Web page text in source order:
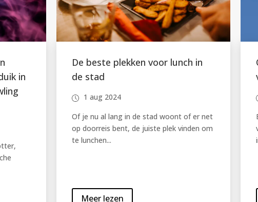
in
om
Ontdek de verborgen pareltjes
van Brussel
1 aug 2024
Brussel, de hoofdstad van België, staat
vaak bekend om zijn Europese
instellingen, fijne...
Meer lezen